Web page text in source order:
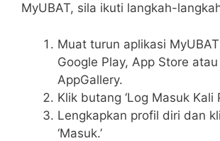
MyUBAT, sila ikuti langkah-
Muat turun aplikasi
Google Play, App Store
AppGallery.
Klik butang ‘Log Masuk Kali
Lengkapkan profil diri dan
‘Masuk.’